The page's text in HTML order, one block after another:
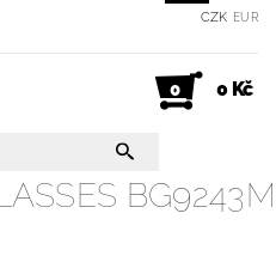
CZK EUR
0 0 Kč
BG9243M